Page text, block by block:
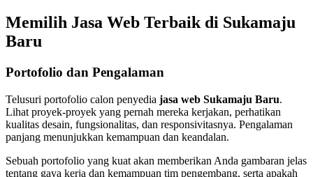
Memilih Jasa Web Terbaik di Sukamaju
Baru
Portofolio dan Pengalaman
Telusuri portofolio calon penyedia jasa web Sukamaju Baru.
Lihat proyek-proyek yang pernah mereka kerjakan, perhatikan
kualitas desain, fungsionalitas, dan responsivitasnya. Pengalaman
panjang menunjukkan kemampuan dan keandalan.
Sebuah portofolio yang kuat akan memberikan Anda gambaran jelas
tentang gaya kerja dan kemampuan tim pengembang, serta apakah